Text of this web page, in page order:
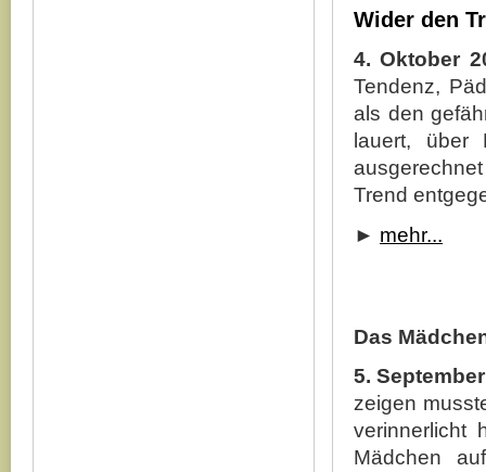
Wider den
4. Oktober
Tendenz,
als den
lauert, über
Trend
► mehr...
Das
5.
zeigen
verinnerlicht
Mädchen